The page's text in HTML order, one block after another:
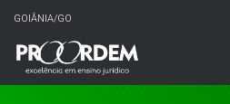
GOIÂNIA/GO